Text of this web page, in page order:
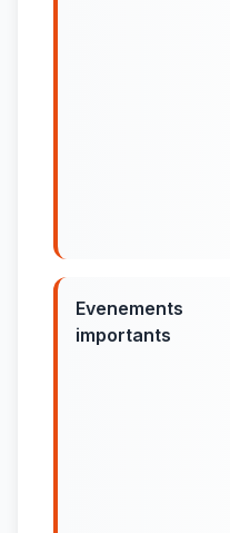
Evenements
importants